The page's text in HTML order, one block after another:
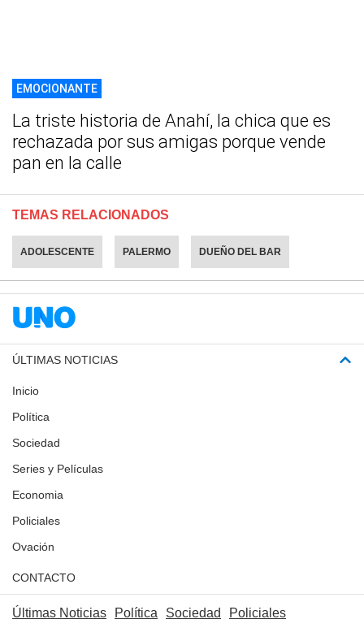
EMOCIONANTE
La triste historia de Anahí, la chica que es
rechazada por sus amigas porque vende
pan en la calle
TEMAS RELACIONADOS
ADOLESCENTE PALERMO DUEÑO DEL BAR
ÚLTIMAS NOTICIAS
Inicio
Política
Sociedad
Series y Películas
Economia
Policiales
Ovación
CONTACTO
Últimas Noticias Política Sociedad Policiales